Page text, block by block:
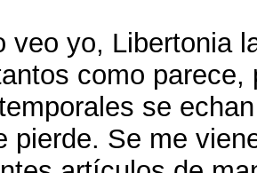
veo yo, Libertonia
como
se
pierde. Se me